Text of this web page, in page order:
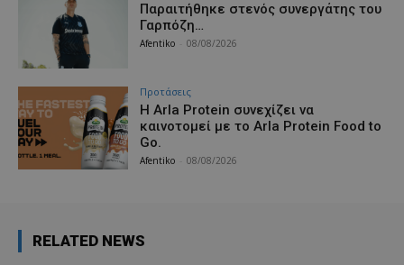
Παραιτήθηκε στενός συνεργάτης του
Γαρπόζη…
Afentiko 08/08/2026
Προτάσεις
Η Arla Protein συνεχίζει να
καινοτομεί με το Arla Protein Food to
Go.
Afentiko 08/08/2026
RELATED NEWS